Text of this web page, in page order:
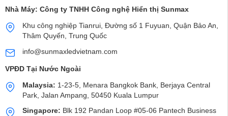
Nhà Máy: Công ty TNHH Công nghệ Hiển thị Sunmax
Khu công nghiệp Tianrui, Đường số 1 Fuyuan, Quận Bảo An,
Thâm Quyến, Trung Quốc
info@sunmaxledvietnam.com
VPĐD Tại Nước Ngoài
Malaysia: 1-23-5, Menara Bangkok Bank, Berjaya Central
Park, Jalan Ampang, 50450 Kuala Lumpur
Singapore: Blk 192 Pandan Loop #05-06 Pantech Business